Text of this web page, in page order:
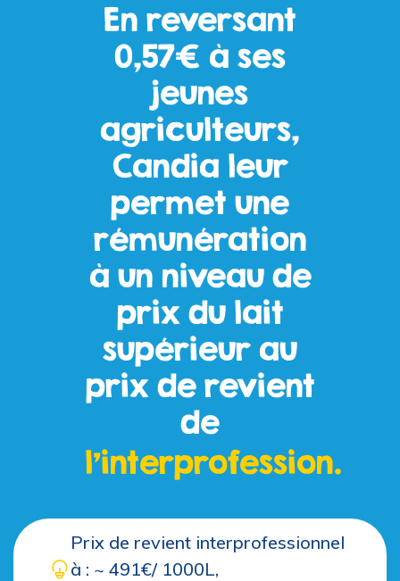
En reversant
0,57€ à ses
jeunes
agriculteurs,
Candia leur
permet une
rémunération
à un niveau de
prix du lait
supérieur au
prix de revient
de
l'interprofession.
Prix de revient interprofessionnel
à : ~ 491€/ 1000L,